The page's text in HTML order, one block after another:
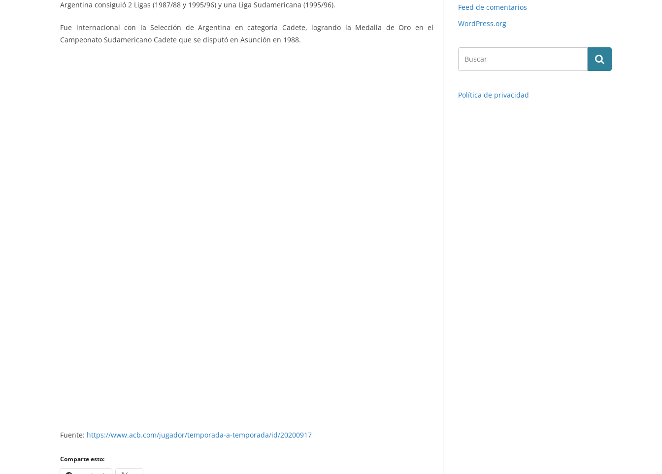
Argentina consiguió 2 Ligas (1987/88 y 1995/96) y una Liga Sudamericana (1995/96).
Fue internacional con la Selección de Argentina en categoría Cadete, logrando la Medalla de Oro en el
Campeonato Sudamericano Cadete que se disputó en Asunción en 1988.
Fuente: https://www.acb.com/jugador/temporada-a-temporada/id/20200917
Comparte esto:
Feed de comentarios
WordPress.org
Política de privacidad